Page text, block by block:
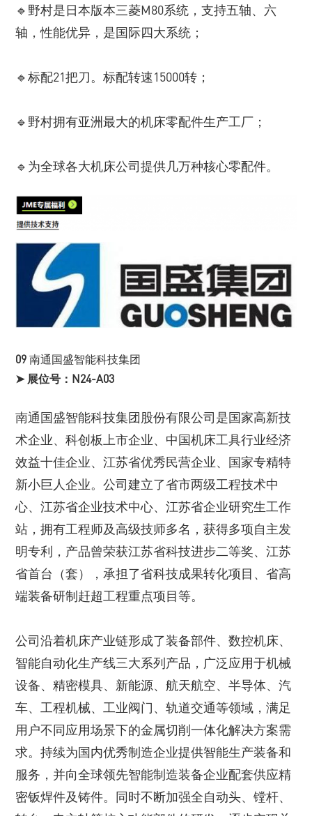
🔹野村是日本版本三菱M80系统，支持五轴、六
轴，性能优异，是国际四大系统；
🔹标配21把刀。标配转速15000转；
🔹野村拥有亚洲最大的机床零配件生产工厂；
🔹为全球各大机床公司提供几万种核心零配件。
09 南通国盛智能科技集团
➤ 展位号：N24-A03
南通国盛智能科技集团股份有限公司是国家高新技
术企业、科创板上市企业、中国机床工具行业经济
效益十佳企业、江苏省优秀民营企业、国家专精特
新小巨人企业。公司建立了省市两级工程技术中
心、江苏省企业技术中心、江苏省企业研究生工作
站，拥有工程师及高级技师多名，获得多项自主发
明专利，产品曾荣获江苏省科技进步二等奖、江苏
省首台（套），承担了省科技成果转化项目、省高
端装备研制赶超工程重点项目等。
公司沿着机床产业链形成了装备部件、数控机床、
智能自动化生产线三大系列产品，广泛应用于机械
设备、精密模具、新能源、航天航空、半导体、汽
车、工程机械、工业阀门、轨道交通等领域，满足
用户不同应用场景下的金属切削一体化解决方案需
求。持续为国内优秀制造企业提供智能生产装备和
服务，并向全球领先智能制造装备企业配套供应精
密钣焊件及铸件。同时不断加强全自动头、镗杆、